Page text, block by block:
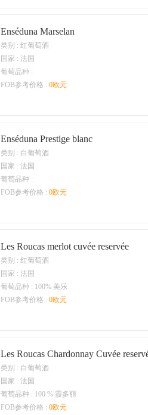
Enséduna Marselan
类别 : 红葡萄酒
国家 : 法国
葡萄品种 :
FOB参考价格 : 0欧元
Enséduna Prestige blanc
类别 : 白葡萄酒
国家 : 法国
葡萄品种 :
FOB参考价格 : 0欧元
Les Roucas merlot cuvée reservée
类别 : 红葡萄酒
国家 : 法国
葡萄品种 : 100% 美乐
FOB参考价格 : 0欧元
Les Roucas Chardonnay Cuvée
类别 : 白葡萄酒
国家 : 法国
葡萄品种 : 100 % 霞多丽
FOB参考价格 : 0欧元